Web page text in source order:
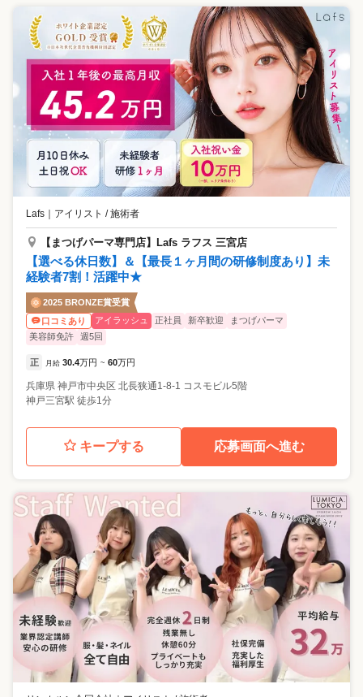
Lafs アイリスト / 施術者
【まつげパーマ専⾨店】Lafs ラフス 三宮店
【選べる休日数】＆【最長１ヶ月間の研修制度あり】未
経験者7割！活躍中★
2025 BRONZE賞受賞
口コミあり
アイラッシュ 正社員 新卒歓迎
まつげパーマ
美容師免許
週5回
正 月給 30.4万円 ~ 60万円
兵庫県 神戸市中央区 北長狭通1-8-1 コスモビル5階
神戸三宮駅 徒歩1分
キープする 応募画面へ進む